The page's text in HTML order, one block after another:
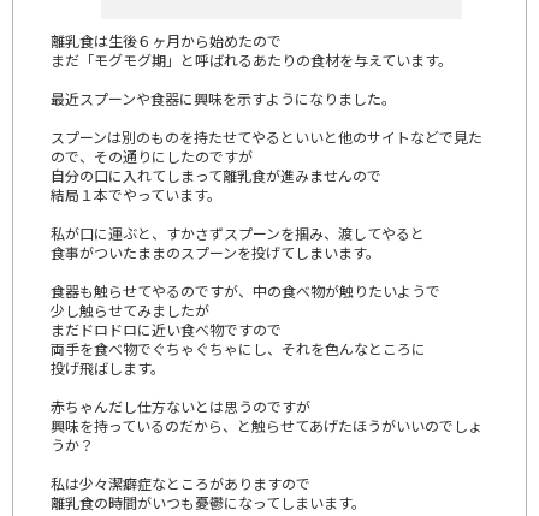
離乳食は生後６ヶ月から始めたので
まだ「モグモグ期」と呼ばれるあたりの食材を与えています。
最近スプーンや食器に興味を示すようになりました。
スプーンは別のものを持たせてやるといいと他のサイトなどで見た
ので、その通りにしたのですが
自分の口に入れてしまって離乳食が進みませんので
結局１本でやっています。
私が口に運ぶと、すかさずスプーンを掴み、渡してやると
食事がついたままのスプーンを投げてしまいます。
食器も触らせてやるのですが、中の食べ物が触りたいようで
少し触らせてみましたが
まだドロドロに近い食べ物ですので
両手を食べ物でぐちゃぐちゃにし、それを色んなところに
投げ飛ばします。
赤ちゃんだし仕方ないとは思うのですが
興味を持っているのだから、と触らせてあげたほうがいいのでしょ
うか？
私は少々潔癖症なところがありますので
離乳食の時間がいつも憂鬱になってしまいます。